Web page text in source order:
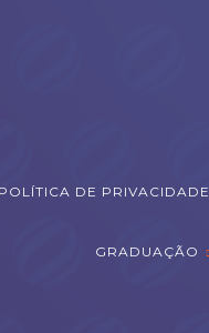
POLÍTICA DE PRIVACIDADE
GRADUAÇÃO